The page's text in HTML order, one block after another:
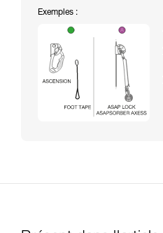
Exemples :